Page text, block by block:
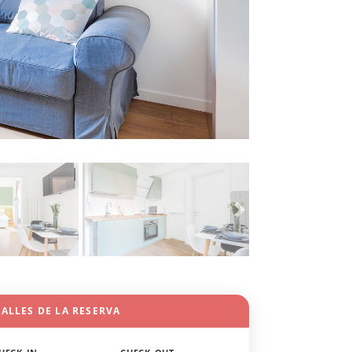
DE LA RESERVA